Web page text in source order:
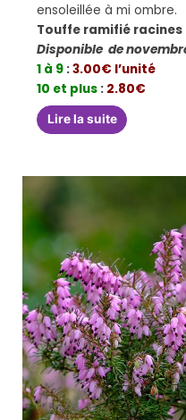
ensoleillée à mi ombre.
Touffe ramifié racines
Disponible de
1 à 9 :3.00€ l’unité
10 et plus : 2.80€
Lire la suite